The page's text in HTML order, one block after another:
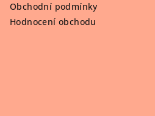
Obchodní podmínky
Hodnocení obchodu